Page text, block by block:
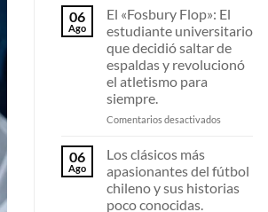
fibra
de
carbono
están
destrozando
U
de
Sampaoli
en
2011:
continente.
06
Ago
El «Fosbury Flop»: El
estudiante universitario
que decidió saltar de
espaldas y revolucionó
el atletismo para
siempre.
Comentarios desactivadosen
El
estudiante
06
Ago
Los clásicos más
apasionantes del fútbol
chileno y sus historias
poco conocidas.